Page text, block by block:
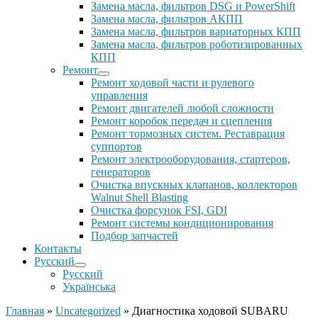
Замена масла, фильтров DSG и PowerShift
Замена масла, фильтров АКПП
Замена масла, фильтров вариаторных КПП
Замена масла, фильтров роботизированных
КПП
Ремонт
Ремонт ходовой части и рулевого
управления
Ремонт двигателей любой сложности
Ремонт коробок передач и сцепления
Ремонт тормозных систем. Реставрация
суппортов
Ремонт электрооборудования, стартеров,
генераторов
Очистка впускных клапанов, коллекторов
Walnut Shell Blasting
Очистка форсунок FSI, GDI
Ремонт системы кондиционирования
Подбор запчастей
Контакты
Русский
Русский
Українська
Главная » Uncategorized » Диагностика ходовой SUBARU